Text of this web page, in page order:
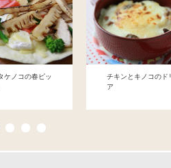
ケノコの春ピッ
チキンとキノコのド
ア